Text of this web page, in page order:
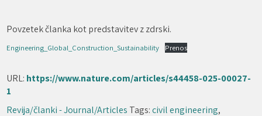
Povzetek članka kot predstavitev z zdrski.
Engineering_Global_Construction_Sustainability Prenos
URL: https://www.nature.com/articles/s44458-025-00027-
1
Revija/članki - Journal/Articles Tags:civil engineering,